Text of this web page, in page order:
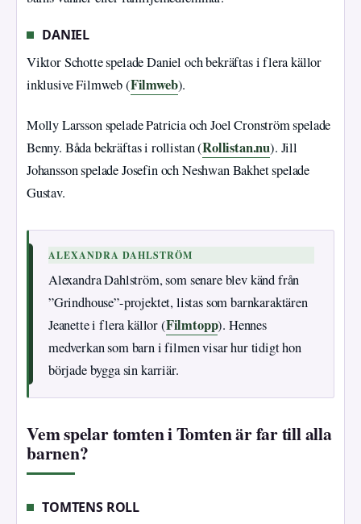
DANIEL
Viktor Schotte spelade Daniel och bekräftas i flera källor
inklusive Filmweb (Filmweb).
Molly Larsson spelade Patricia och Joel Cronström spelade
Benny. Båda bekräftas i rollistan (Rollistan.nu). Jill
Johansson spelade Josefin och Neshwan Bakhet spelade
Gustav.
ALEXANDRA DAHLSTRÖM
Alexandra Dahlström, som senare blev känd från
”Grindhouse”-projektet, listas som barnkaraktären
Jeanette i flera källor (Filmtopp). Hennes
medverkan som barn i filmen visar hur tidigt hon
började bygga sin karriär.
Vem spelar tomten i Tomten är far till alla
barnen?
TOMTENS ROLL